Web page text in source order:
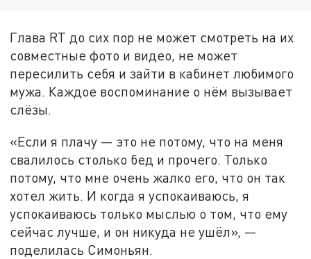
Глава RT до сих пор не может смотреть на их
совместные фото и видео, не может
пересилить себя и зайти в кабинет любимого
мужа. Каждое воспоминание о нём вызывает
слёзы.
«Если я плачу — это не потому, что на меня
свалилось столько бед и прочего. Только
потому, что мне очень жалко его, что он так
хотел жить. И когда я успокаиваюсь, я
успокаиваюсь только мыслью о том, что ему
сейчас лучше, и он никуда не ушёл», —
поделилась Симоньян.